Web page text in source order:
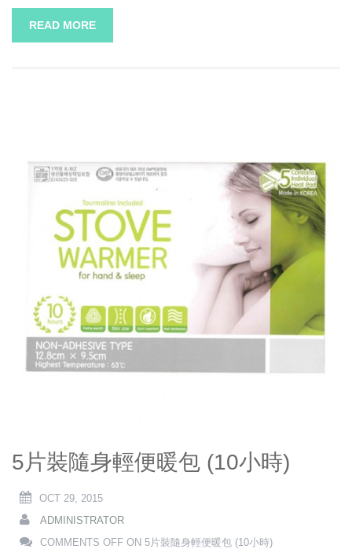
READ MORE
5片裝隨身輕便暖包 (10小時)
OCT 29, 2015
ADMINISTRATOR
COMMENTS OFF ON 5片裝隨身輕便暖包 (10小時)